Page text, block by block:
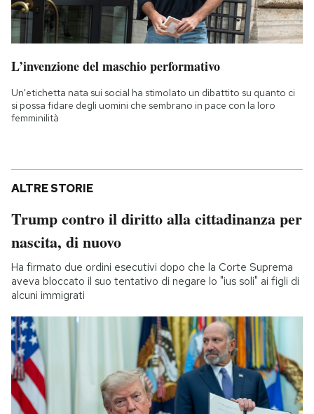
L’invenzione del maschio performativo
Un'etichetta nata sui social ha stimolato un dibattito su quanto ci
si possa fidare degli uomini che sembrano in pace con la loro
femminilità
ALTRE STORIE
Trump contro il diritto alla cittadinanza per
nascita, di nuovo
Ha firmato due ordini esecutivi dopo che la Corte Suprema
aveva bloccato il suo tentativo di negare lo "ius soli" ai figli di
alcuni immigrati